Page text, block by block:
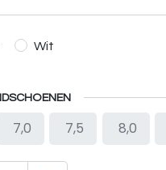
Wit
7,0 7,5 8,0